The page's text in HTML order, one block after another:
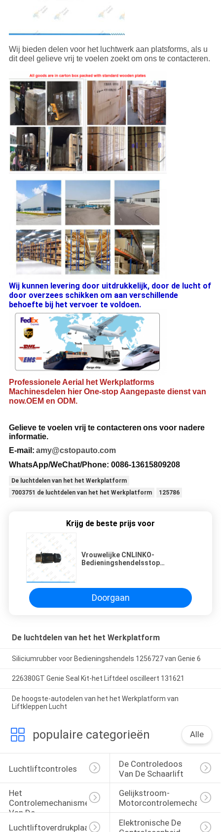
Wij bieden delen voor het luchtwerk aan platsforms, als u
dit deel gelieve vrij te voelen zoekt om ons te contacteren.
Wij kunnen levering door uitdrukkelijk, door de lucht of
door overzees schikken om aan verschillende
behoefte bij het vervoer te voldoen.
Professionele Aerial het Werkplatforms
Machinesdelen hier One-stop Aangepaste dienst van
now.OEM en ODM.
Gelieve te voelen vrij te contacteren ons voor nadere
informatie.
E-mail: amy@cstopauto.com
WhatsApp/WeChat/Phone: 0086-13615809208
De luchtdelen van het het Werkplatform
7003751 de luchtdelen van het het Werkplatform
125786
Krijg de beste prijs voor
Vrouwelijke CNLINKO-
Bedieningshendelsstop
Doorgaan
De luchtdelen van het het Werkplatform
Siliciumrubber voor Bedieningshendels 1256727 van Genie 6
226380GT Genie Seal Kit-het Liftdeel oscilleert 131621
De hoogste-autodelen van het het Werkplatform van
Liftkleppen Lucht
populaire categorieën Alle
Luchtliftcontroles
De Controledoos
Van De Schaarlift
Het
Controlemechanisme
Van De
Asbedieningshendel
Gelijkstroom-
Motorcontrolemechanisme
Luchtliftoverdrukplaatje
Elektronische De